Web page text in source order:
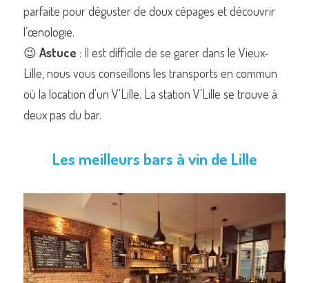
parfaite pour déguster de doux cépages et découvrir
l’œnologie.
😉 Astuce : Il est difficile de se garer dans le Vieux-
Lille, nous vous conseillons les transports en commun
où la location d'un V'Lille. La station V'Lille se trouve à
deux pas du bar.
Les meilleurs bars à vin de Lille